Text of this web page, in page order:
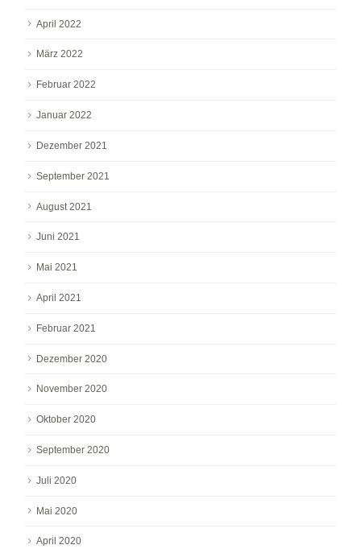
April 2022
März 2022
Februar 2022
Januar 2022
Dezember 2021
September 2021
August 2021
Juni 2021
Mai 2021
April 2021
Februar 2021
Dezember 2020
November 2020
Oktober 2020
September 2020
Juli 2020
Mai 2020
April 2020